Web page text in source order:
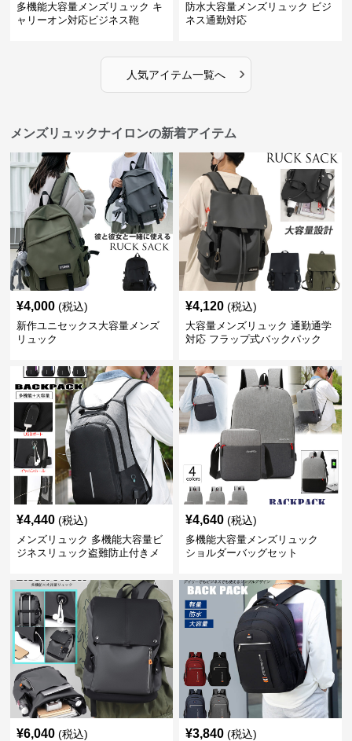
多機能大容量メンズリュック キ
ャリーオン対応ビジネス鞄
防水大容量メンズリュック ビジ
ネス通勤対応
人気アイテム一覧へ ›
メンズリュックナイロンの新着アイテム
¥4,000 (税込)
新作ユニセックス大容量メンズ
リュック
¥4,120 (税込)
大容量メンズリュック 通勤通学
対応 フラップ式バックパック
¥4,440 (税込)
メンズリュック 多機能大容量ビ
ジネスリュック盗難防止付きメ
¥4,640 (税込)
多機能大容量メンズリュック
ショルダーバッグセット
¥6,040 (税込) ¥3,840 (税込)